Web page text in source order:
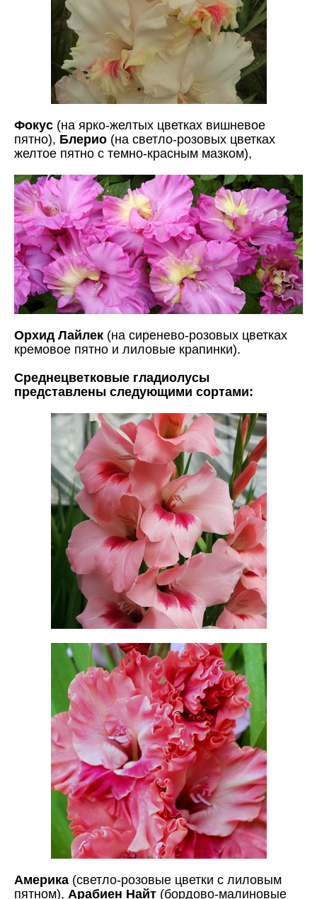
Фокус (на ярко-желтых цветках вишневое
пятно), Блерио (на светло-розовых цветках
желтое пятно с темно-красным мазком),
Орхид Лайлек (на сиренево-розовых цветках
кремовое пятно и лиловые крапинки).
Среднецветковые гладиолусы
представлены следующими сортами:
Америка (светло-розовые цветки с лиловым
пятном), Арабиен Найт (бордово-малиновые